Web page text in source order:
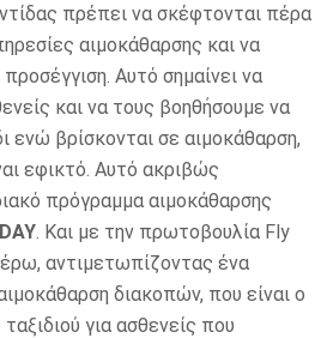
πρέπει να σκέφτονται πέρα
αιμοκάθαρσης και να
Αυτό σημαίνει να
και να τους βοηθήσουμε να
ενώ βρίσκονται σε αιμοκάθαρση,
εφικτό. Αυτό ακριβώς
πρόγραμμα αιμοκάθαρσης
. Και με την πρωτοβουλία Fly
αντιμετωπίζοντας ένα
διακοπών, που είναι ο
για ασθενείς που